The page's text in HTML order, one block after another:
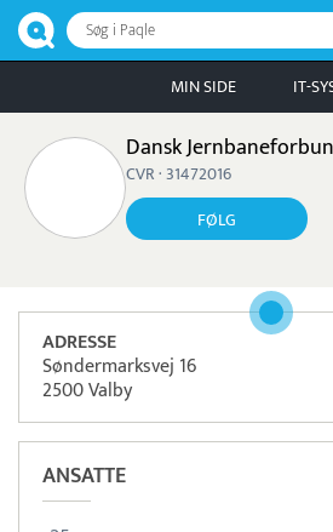
Søg i Paqle
MIN SIDE IT-
Dansk
CVR · 31472016
FØLG
ADRESSE
Søndermarksvej 16
2500 Valby
ANSATTE